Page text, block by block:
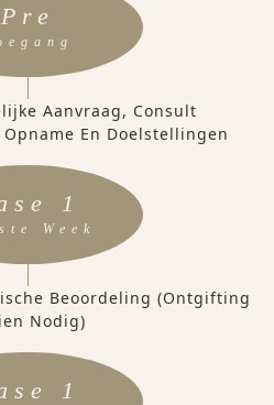
Pre
Aanvraag, Consult
En Doelstellingen
1
Week
Beoordeling (ontgifting
Nodig)
1